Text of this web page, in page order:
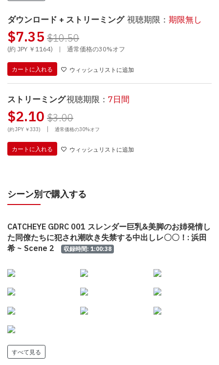
ダウンロード + ストリーミング 視聴期限： 期限無し
$7.35 $10.50
(約 JPY ￥1164) | 通常価格の30%オフ
カートに入れる ウィッシュリストに追加
ストリーミング視聴期限： 7日間
$2.10 $3.00
(約 JPY ￥333) | 通常価格の30%オフ
カートに入れる ウィッシュリストに追加
シーン別で購入する
CATCHEYE GDRC 001 スレンダー巨乳&美脚のお姉発情し
た同僚たちに犯され潮吹き失禁する中出しレ〇〇！: 浜田
希 ~ Scene 2
収録時間: 1:00:38
すべて見る